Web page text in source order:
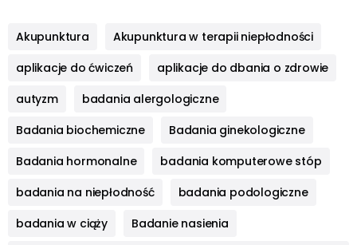
Akupunktura
Akupunktura w terapii niepłodności
aplikacje do ćwiczeń
aplikacje do dbania o zdrowie
autyzm
badania alergologiczne
Badania biochemiczne
Badania ginekologiczne
Badania hormonalne
badania komputerowe stóp
badania na niepłodność
badania podologiczne
badania w ciąży
Badanie nasienia